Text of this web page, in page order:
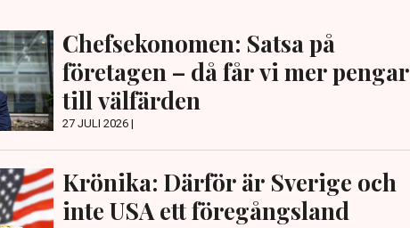
Chefsekonomen: Satsa på
företagen – då får vi mer pengar
till välfärden
27 JULI 2026 |
Krönika: Därför är Sverige och
inte USA ett föregångsland